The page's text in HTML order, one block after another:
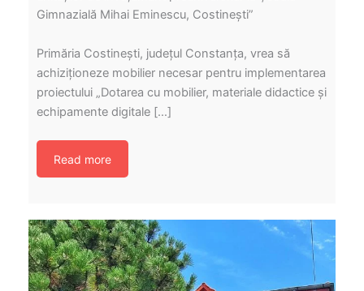
Gimnazială Mihai Eminescu, Costinești”
Primăria Costinești, județul Constanța, vrea să
achiziționeze mobilier necesar pentru implementarea
proiectului „Dotarea cu mobilier, materiale didactice și
echipamente digitale […]
Read more